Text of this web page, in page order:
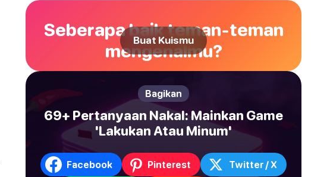
Seberapa baik teman-teman
mengenalmu?
Buat Kuismu
Bagikan
69+ Pertanyaan Nakal: Mainkan Game
'Lakukan Atau Minum'
Facebook Pinterest Twitter / X